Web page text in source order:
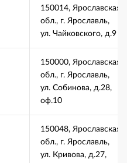
150014, Ярославская
обл., г. Ярославль,
ул. Чайковского, д.9
150000, Ярославская
обл., г. Ярославль,
ул. Собинова, д.28,
оф.10
150048, Ярославская
обл., г. Ярославль,
ул. Кривова, д.27,